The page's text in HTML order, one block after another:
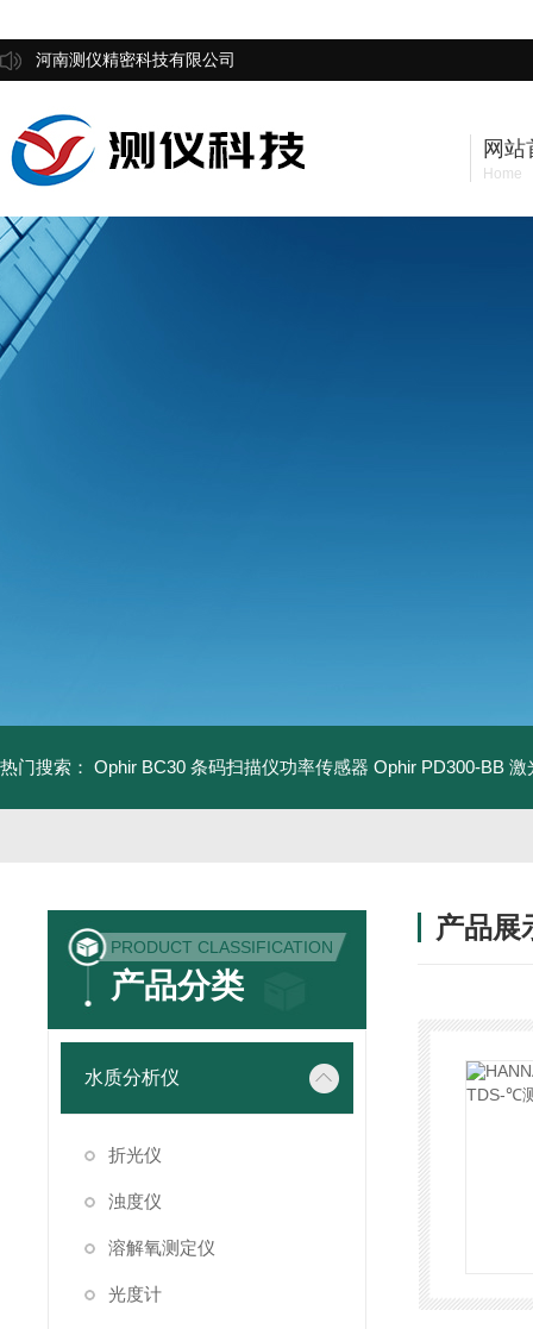
河南测仪精密科技有限公司
网站
Home
热门搜索： Ophir BC30 条码扫描仪功率传感器 Ophir PD300-BB
PRODUCT CLASSIFICATION
产品分类
水质分析仪
折光仪
浊度仪
溶解氧测定仪
光度计
产品展